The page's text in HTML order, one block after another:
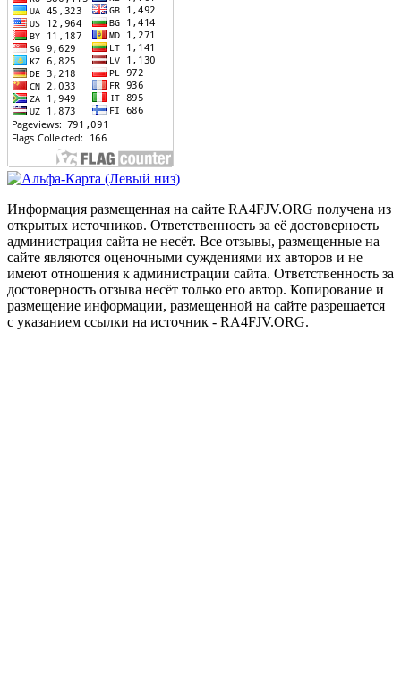
Информация размещенная на сайте RA4FJV.ORG получена из
открытых источников. Ответственность за её достоверность
администрация сайта не несёт. Все отзывы, размещенные на
сайте являются оценочными суждениями их авторов и не
имеют отношения к администрации сайта. Ответственность за
достоверность отзыва несёт только его автор. Копирование и
размещение информации, размещенной на сайте разрешается
с указанием ссылки на источник - RA4FJV.ORG.